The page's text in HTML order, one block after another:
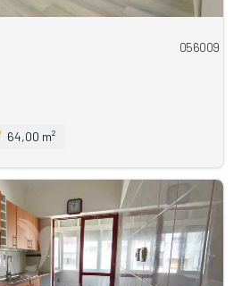
056009
64,00 m²